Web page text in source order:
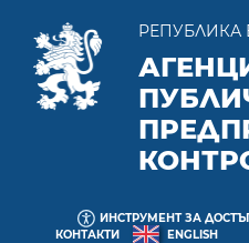
РЕПУБЛИКА
ИНСТРУМЕНТ ЗА
КОНТАКТИ
ENGLISH